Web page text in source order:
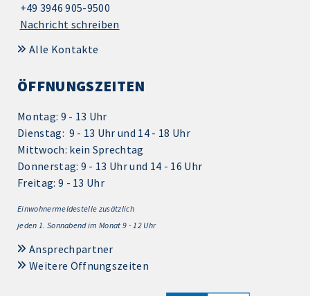
+49 3946 905-9500
Nachricht schreiben
Alle Kontakte
ÖFFNUNGSZEITEN
Montag: 9 - 13 Uhr
Dienstag: 9 - 13 Uhr und 14 - 18 Uhr
Mittwoch: kein Sprechtag
Donnerstag: 9 - 13 Uhr und 14 - 16 Uhr
Freitag: 9 - 13 Uhr
Einwohnermeldestelle zusätzlich
jeden 1. Sonnabend im Monat 9 - 12 Uhr
Ansprechpartner
Weitere Öffnungszeiten